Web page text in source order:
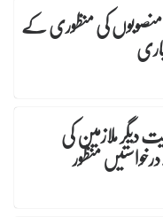
منصوبوں کی منظوری کے
دیگر ملازمین کی
منظور